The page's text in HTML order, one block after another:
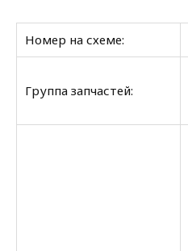
Номер на схеме:
Группа запчастей: